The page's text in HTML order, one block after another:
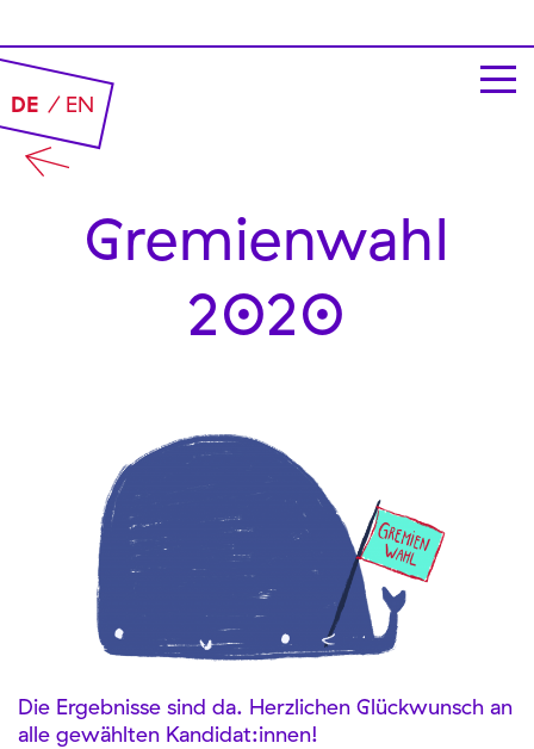
DE EN
Gremien­wahl
2020
Die Ergebnisse sind da. Herzlichen Glückwunsch an
alle gewählten Kandidat:innen!